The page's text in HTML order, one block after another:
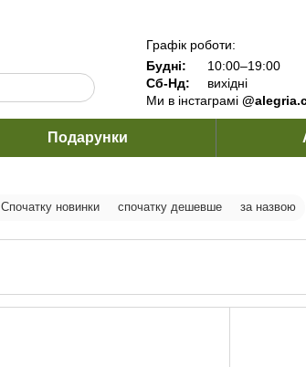
Графік роботи:
Будні:
10:00–19:00
Сб-Нд:
вихідні
Ми в інстаграмі
Подарунки
Спочатку новинки спочатку дешевше за назвою